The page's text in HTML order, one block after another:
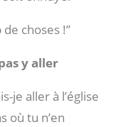
choses !”
y aller
je aller à l’église
où tu n’en